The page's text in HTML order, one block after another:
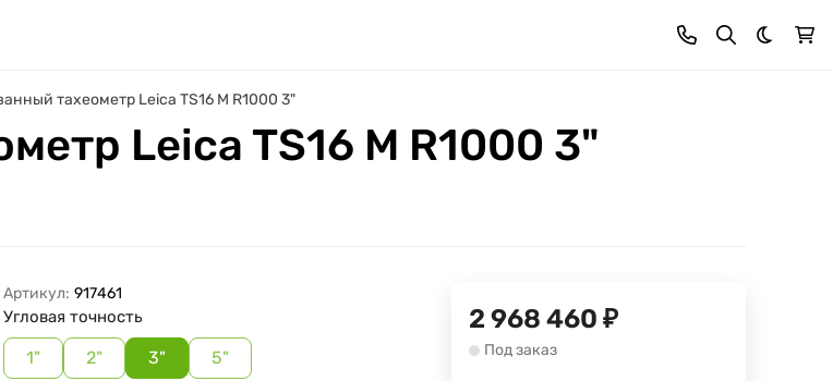
Темная
тахеометр Leica TS16 M R1000 3"
Leica TS16 M R1000 3"
Артикул: 917461
Угловая точность
1" 2" 3" 5"
2 968 460 ₽
Под заказ